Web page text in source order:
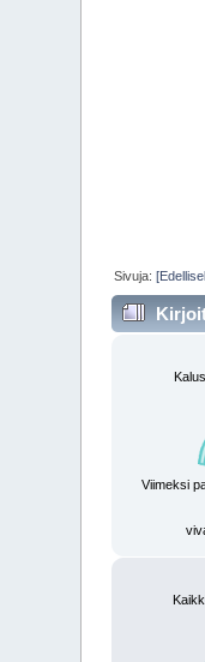
Sivuja:
Viimeksi